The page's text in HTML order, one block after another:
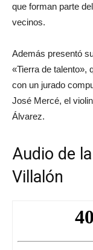
que forman parte
vecinos.
Además presentó
«Tierra de talento»,
con un jurado
José Mercé, el
Álvarez.
Audio de
Villalón